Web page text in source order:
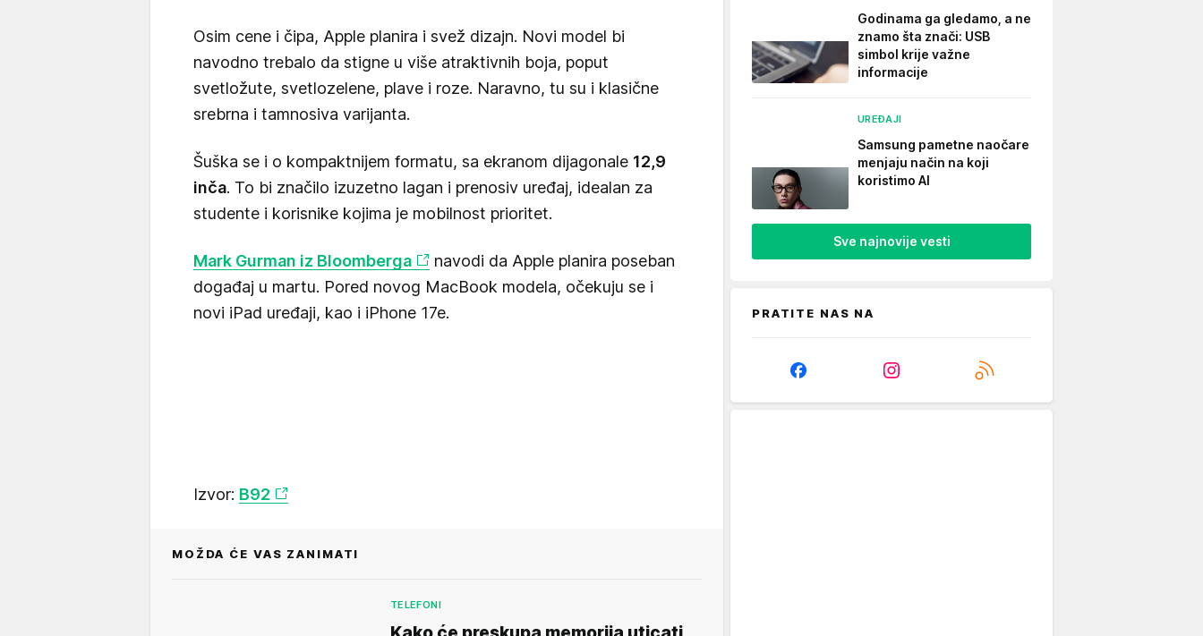
Osim cene i čipa, Apple planira i svež dizajn. Novi model bi
navodno trebalo da stigne u više atraktivnih boja, poput
svetložute, svetlozelene, plave i roze. Naravno, tu su i klasične
srebrna i tamnosiva varijanta.
Šuška se i o kompaktnijem formatu, sa ekranom dijagonale 12,9
inča. To bi značilo izuzetno lagan i prenosiv uređaj, idealan za
studente i korisnike kojima je mobilnost prioritet.
Mark Gurman iz Bloomberga
navodi da Apple planira poseban
događaj u martu. Pored novog MacBook modela, očekuju se i
novi iPad uređaji, kao i iPhone 17e.
Izvor: B92
MOŽDA ĆE VAS ZANIMATI
TELEFONI
Godinama ga gledamo, a ne
znamo šta znači: USB
simbol krije važne
informacije
UREĐAJI
Samsung pametne naočare
menjaju način na koji
koristimo AI
Sve najnovije vesti
PRATITE NAS NA